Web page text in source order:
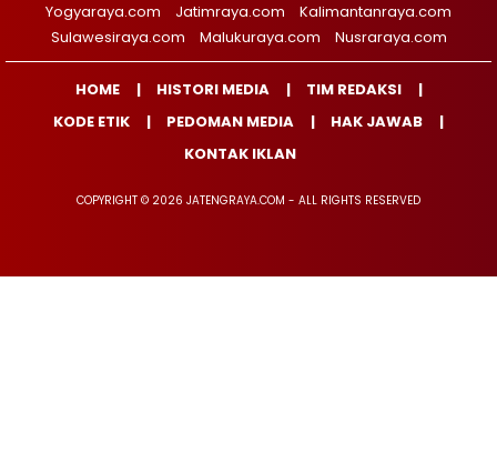
Yogyaraya.com
Jatimraya.com
Kalimantanraya.com
Sulawesiraya.com
Malukuraya.com Nusraraya.com
HOME HISTORI MEDIA
TIM REDAKSI
KODE ETIK
PEDOMAN MEDIA
HAK JAWAB
KONTAK IKLAN
COPYRIGHT © 2026 JATENGRAYA.COM - ALL RIGHTS RESERVED